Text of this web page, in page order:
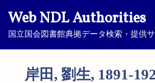
Web NDL Authorities
国立国会図書館典拠データ検索・提供
岸田, 劉生, 1891-